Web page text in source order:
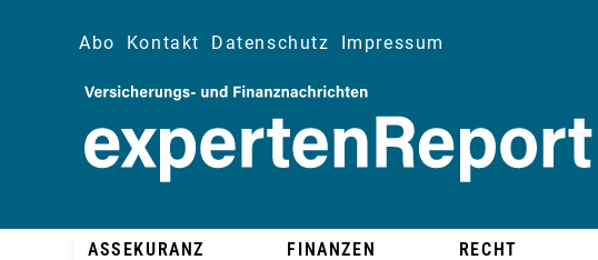
Abo Kontakt Datenschutz Impressum
ASSEKURANZ FINANZEN RECHT